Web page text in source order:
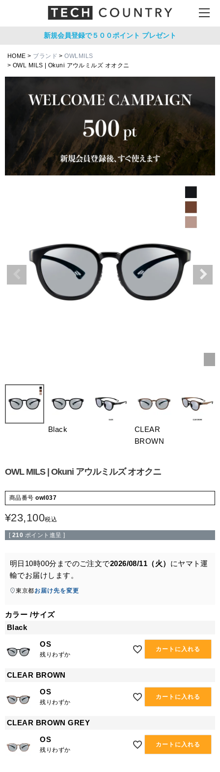
新規会員登録で５００ポイント プレゼント
HOME ブランド
OWLMILS
OWL MILS | Okuni アウルミルズ オオクニ
Black
CLEAR
BROWN
OWL MILS | Okuni アウルミルズ オオクニ
商品番号 owl037
¥23,100税込
[ 210 ポイント進呈 ]
明日 10時00分 までのご注文で2026/08/11（火） にヤマト運
輸でお届けします。
東京都お届け先を変更
カラー サイズ
Black
OS
残りわずか
カートに入れる
CLEAR BROWN
OS
残りわずか
カートに入れる
CLEAR BROWN GREY
OS
残りわずか
カートに入れる